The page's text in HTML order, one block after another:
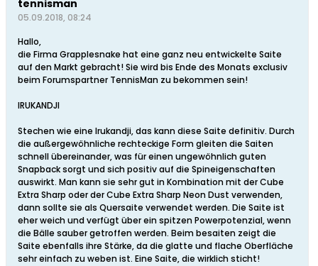
tennisman
05.09.2018, 08:24
Hallo,
die Firma Grapplesnake hat eine ganz neu entwickelte Saite
auf den Markt gebracht! Sie wird bis Ende des Monats exclusiv
beim Forumspartner TennisMan zu bekommen sein!
IRUKANDJI
Stechen wie eine Irukandji, das kann diese Saite definitiv. Durch
die außergewöhnliche rechteckige Form gleiten die Saiten
schnell übereinander, was für einen ungewöhnlich guten
Snapback sorgt und sich positiv auf die Spineigenschaften
auswirkt. Man kann sie sehr gut in Kombination mit der Cube
Extra Sharp oder der Cube Extra Sharp Neon Dust verwenden,
dann sollte sie als Quersaite verwendet werden. Die Saite ist
eher weich und verfügt über ein spitzen Powerpotenzial, wenn
die Bälle sauber getroffen werden. Beim besaiten zeigt die
Saite ebenfalls ihre Stärke, da die glatte und flache Oberfläche
sehr einfach zu weben ist. Eine Saite, die wirklich sticht!